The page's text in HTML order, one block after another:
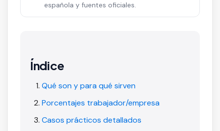
española y fuentes oficiales.
Índice
Qué son y para qué sirven
Porcentajes trabajador/empresa
Casos prácticos detallados